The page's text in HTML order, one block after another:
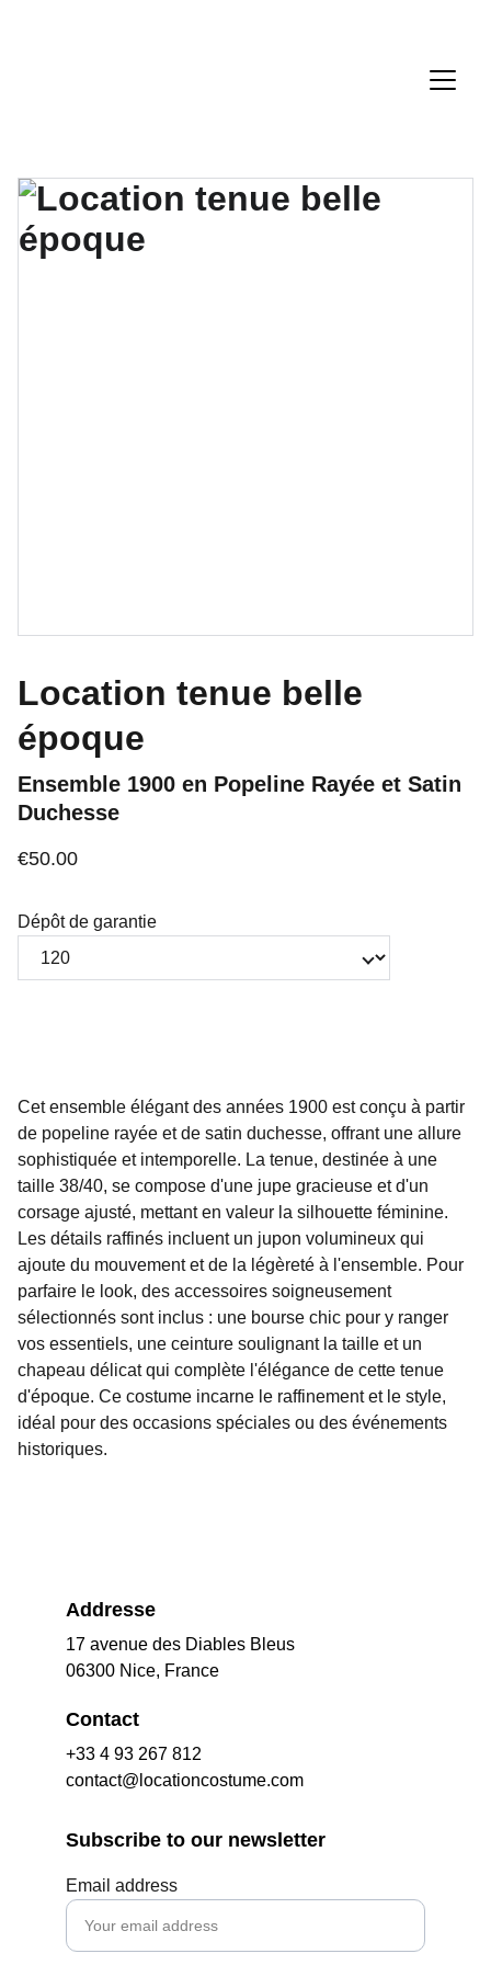
Location tenue belle
époque
Ensemble 1900 en Popeline Rayée et Satin
Duchesse
€50.00
Dépôt de garantie
Cet ensemble élégant des années 1900 est conçu à partir
de popeline rayée et de satin duchesse, offrant une allure
sophistiquée et intemporelle. La tenue, destinée à une
taille 38/40, se compose d'une jupe gracieuse et d'un
corsage ajusté, mettant en valeur la silhouette féminine.
Les détails raffinés incluent un jupon volumineux qui
ajoute du mouvement et de la légèreté à l'ensemble. Pour
parfaire le look, des accessoires soigneusement
sélectionnés sont inclus : une bourse chic pour y ranger
vos essentiels, une ceinture soulignant la taille et un
chapeau délicat qui complète l'élégance de cette tenue
d'époque. Ce costume incarne le raffinement et le style,
idéal pour des occasions spéciales ou des événements
historiques.
Addresse
17 avenue des Diables Bleus
06300 Nice, France
Contact
+33 4 93 267 812
contact@locationcostume.com
Subscribe to our newsletter
Email address